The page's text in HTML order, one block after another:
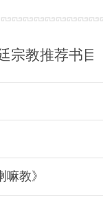
宗教推荐书目
教》